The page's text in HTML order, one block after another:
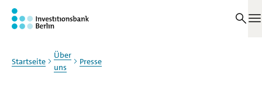
Zum Haupinhalt springen
Startseite
Über
uns
Presse